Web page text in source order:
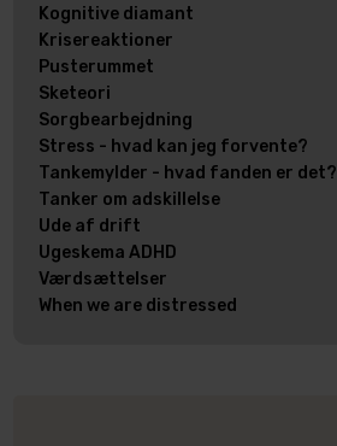
Kognitive diamant
Krisereaktioner
Pusterummet
Sketeori
Sorgbearbejdning
Stress - hvad kan jeg forvente?
Tankemylder - hvad fanden er det?
Tanker om adskillelse
Ude af drift
Ugeskema ADHD
Værdsættelser
When we are distressed